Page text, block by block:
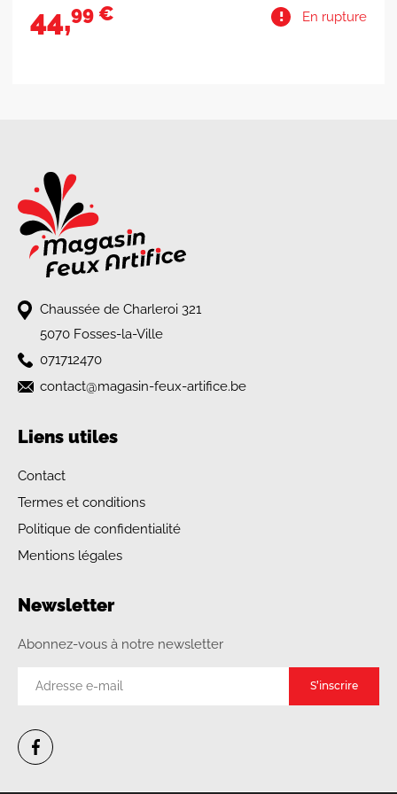
12,49 €
Chaussée de Charleroi 321
5070 Fosses-la-Ville
071712470
contact@magasin-feux-artifice.be
Liens utiles
Contact
Termes et conditions
Politique de confidentialité
Mentions légales
Newsletter
Abonnez-vous à notre newsletter